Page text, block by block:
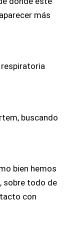
más
buscando
bien hemos
sobre todo de
con